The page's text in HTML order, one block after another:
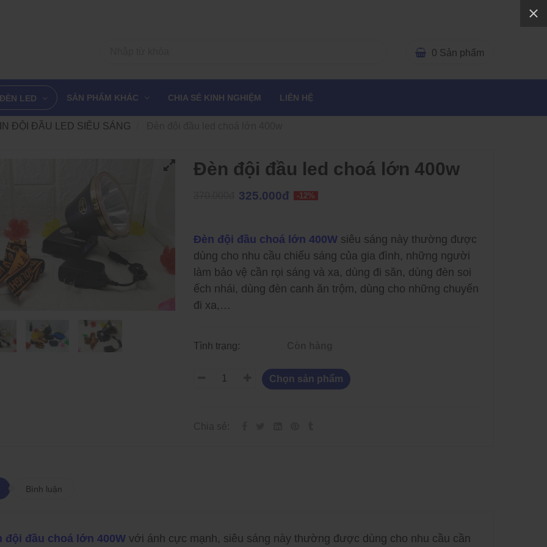
Đèn đội đầu led choá lớn 400w
325.000đ -12%
Đèn đội đầu choá lớn 400Wsiêu sáng này thường được
dùng cho nhu cầu chiếu sáng của gia đình, những người
làm bảo vệ cần rọi sáng và xa, dùng đi săn, dùng đèn soi
ếch nhái, dùng đèn canh ăn trộm, dùng cho những chuyến
đi xa,…
Tình trạng:
Chọn sản phẩm
Bình luận
đội đầu choá lớn 400W với ánh cực mạnh, siêu sáng này thường được dùng cho nhu cầu cần
Các Loại Đèn LED Dây Và
Các Loại Đèn LED Dây Và
0 Sản phẩm
ĐÈN LED SẢN PHẨM KHÁC CHIA SẺ KINH NGHIỆM LIÊN HỆ
ĐỘI ĐẦU LED SIÊU SÁNG